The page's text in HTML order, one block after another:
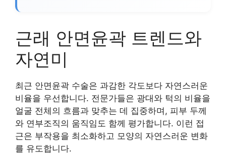
근래 안면윤곽 트렌드와
자연미
최근 안면윤곽 수술은 과감한 각도보다 자연스러운
비율을 우선합니다. 전문가들은 광대와 턱의 비율을
얼굴 전체의 흐름과 맞추는 데 집중하며, 피부 두께
와 연부조직의 움직임도 함께 평가합니다. 이런 접
근은 부작용을 최소화하고 모양의 자연스러운 변화
를 유도합니다.